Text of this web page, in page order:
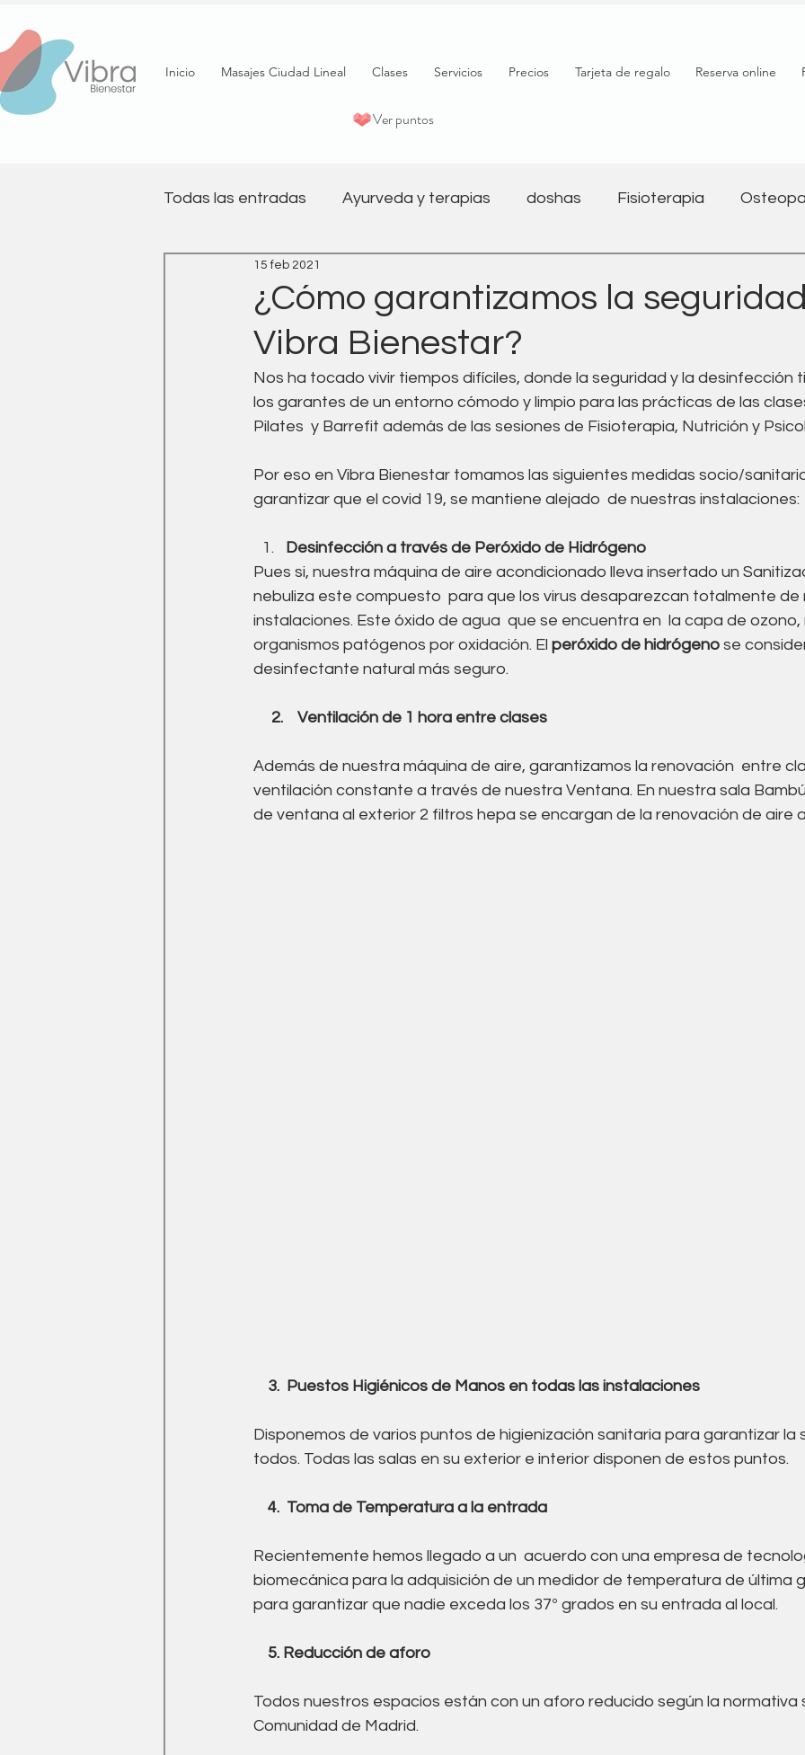
Inicio Masajes Ciudad Lineal Clases Servicios Precios Tarjeta de regalo Reserva online
Ver puntos
Todas las entradas Ayurveda y terapias doshas Fisioterapia
psicología Terapia
Salud emocional Salud digestiva
Medicina Tradicional China Alimentación
¿Cómo garantizamos la
Vibra Bienestar?
15 feb 2021
Nos ha tocado vivir tiempos difíciles, donde la seguridad y la desinfección
los garantes de un entorno cómodo y limpio para las prácticas de las
Pilates  y Barrefit además de las sesiones de Fisioterapia, Nutrición y
Por eso en Vibra Bienestar tomamos las siguientes medidas socio/
garantizar que el covid 19, se mantiene alejado  de nuestras instalaciones:
Desinfección a través de Peróxido de Hidrógeno
Pues si, nuestra máquina de aire acondicionado lleva insertado un
nebuliza este compuesto  para que los virus desaparezcan totalmente de
instalaciones. Este óxido de agua  que se encuentra en  la capa de ozono,
organismos patógenos por oxidación. El peróxido de hidrógeno se
desinfectante natural más seguro.
2.    Ventilación de 1 hora entre clases
Además de nuestra máquina de aire, garantizamos la renovación  entre
ventilación constante a través de nuestra Ventana. En nuestra sala
de ventana al exterior 2 filtros hepa se encargan de la renovación de aire
  3.  Puestos Higiénicos de Manos en todas las instalaciones
Disponemos de varios puntos de higienización sanitaria para garantizar la
todos. Todas las salas en su exterior e interior disponen de estos puntos.
4.  Toma de Temperatura a la entrada
Recientemente hemos llegado a un  acuerdo con una empresa de
biomecánica para la adquisición de un medidor de temperatura de última
para garantizar que nadie exceda los 37º grados en su entrada al local.
  5. Reducción de aforo
Todos nuestros espacios están con un aforo reducido según la normativa
Comunidad de Madrid.